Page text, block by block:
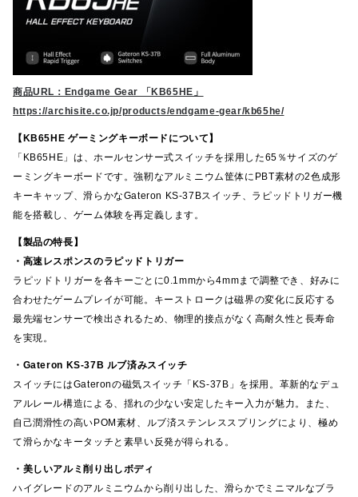
商品URL：Endgame Gear 「KB65HE」
https://archisite.co.jp/products/endgame-gear/kb65he/
【KB65HE ゲーミングキーボードについて】
「KB65HE」は、ホールセンサー式スイッチを採用した65％サイズのゲ
ーミングキーボードです。強靭なアルミニウム筐体にPBT素材の2色成形
キーキャップ、滑らかなGateron KS-37Bスイッチ、ラピッドトリガー機
能を搭載し、ゲーム体験を再定義します。
【製品の特長】
・高速レスポンスのラピッドトリガー
ラピッドトリガーを各キーごとに0.1mmから4mmまで調整でき、好みに
合わせたゲームプレイが可能。キーストロークは磁界の変化に反応する
最先端センサーで検出されるため、物理的接点がなく高耐久性と長寿命
を実現。
・Gateron KS-37B ルブ済みスイッチ
スイッチにはGateronの磁気スイッチ「KS-37B」を採用。革新的なデュ
アルレール構造による、揺れの少ない安定したキー入力が魅力。また、
自己潤滑性の高いPOM素材、ルブ済ステンレススプリングにより、極め
て滑らかなキータッチと素早い反発が得られる。
・美しいアルミ削り出しボディ
ハイグレードのアルミニウムから削り出した、滑らかでミニマルなブラ